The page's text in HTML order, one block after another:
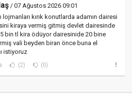
/ 07 Ağustos 2026 09:01
lojmanları kırık konutlarda adamın dairesi
kiraya vermiş gitmiş devlet dairesinde
bin tl kira ödüyor dairesinide 20 bine
vali beyden biran önce buna el
istiyoruz
(2) (0)